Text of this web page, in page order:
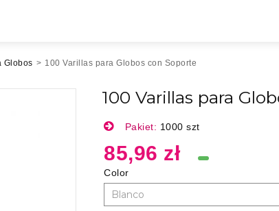
Globos > 100 Varillas para Globos con Soporte
100 Varillas para
Pakiet: 1000 szt
85,96 zł
Color